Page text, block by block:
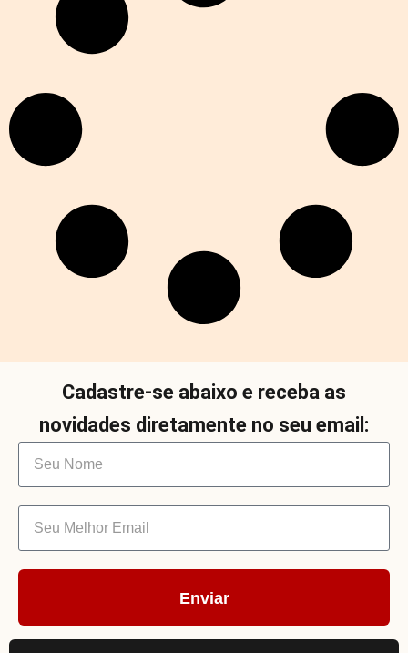
Cadastre-se abaixo e receba as
novidades diretamente no seu email:
Enviar